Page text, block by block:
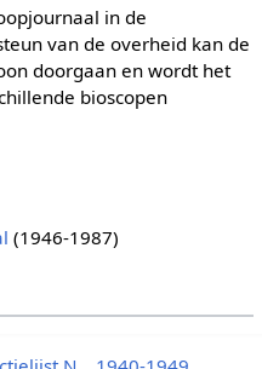
in de
van de overheid kan de
doorgaan en wordt het
bioscopen
(1946-1987)